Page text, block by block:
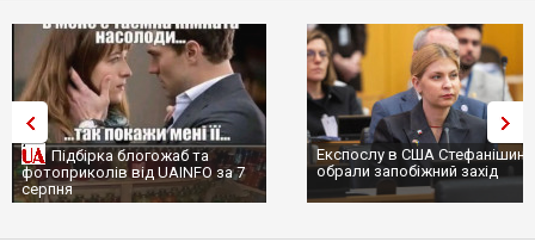
Підбірка блогожаб та
фотоприколів від UAINFO за 7
серпня
Експослу в США
обрали запобіжний захід